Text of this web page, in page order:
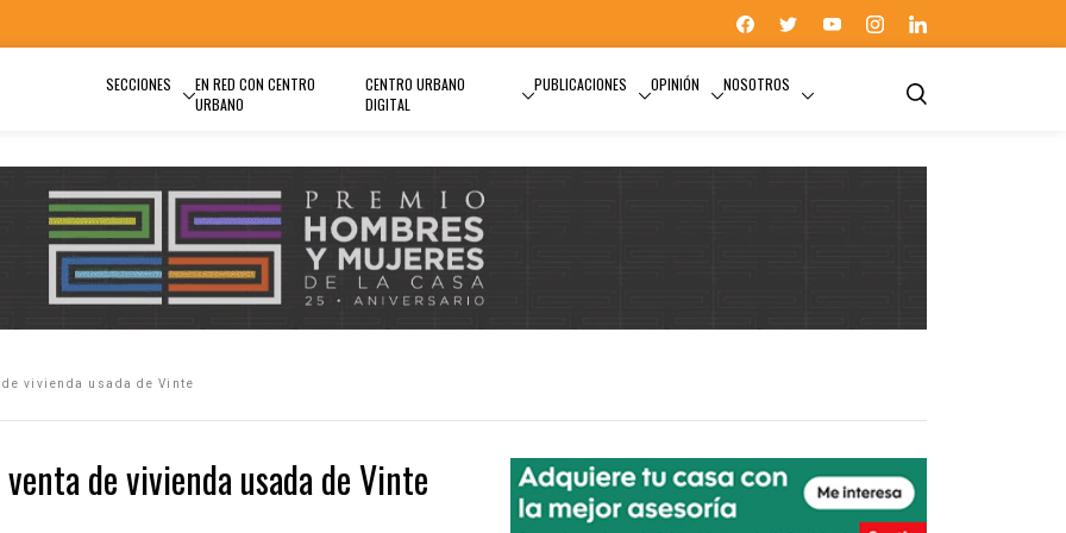
SECCIONES
EN RED CON CENTRO
URBANO
CENTRO URBANO
DIGITAL
PUBLICACIONES OPINIÓN NOSOTROS
vivienda usada de Vinte
de vivienda usada de Vinte